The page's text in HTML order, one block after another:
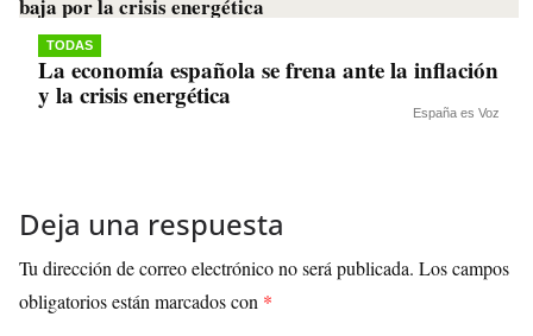
TODAS
La economía española se frena ante la inflación
y la crisis energética
España es Voz
Deja una respuesta
Tu dirección de correo electrónico no será publicada. Los campos
obligatorios están marcados con *